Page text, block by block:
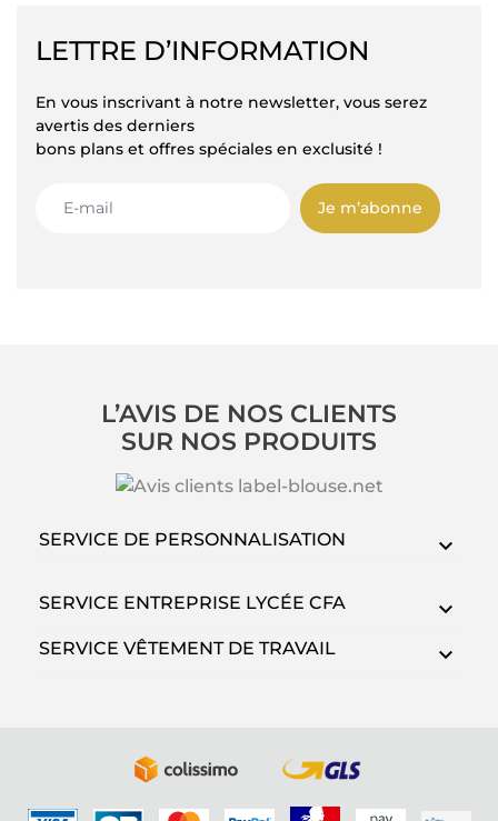
LETTRE D’INFORMATION
En vous inscrivant à notre newsletter, vous serez
avertis des derniers
bons plans et offres spéciales en exclusité !
Je m’abonne
L’AVIS DE NOS CLIENTS
SUR NOS PRODUITS
SERVICE DE PERSONNALISATION
SERVICE ENTREPRISE LYCÉE CFA
SERVICE VÊTEMENT DE TRAVAIL